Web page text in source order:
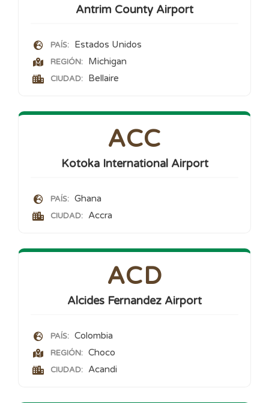
Antrim County Airport
PAÍS: Estados Unidos
REGIÓN: Michigan
CIUDAD: Bellaire
ACC
Kotoka International Airport
PAÍS: Ghana
CIUDAD: Accra
ACD
Alcides Fernandez Airport
PAÍS: Colombia
REGIÓN: Choco
CIUDAD: Acandi